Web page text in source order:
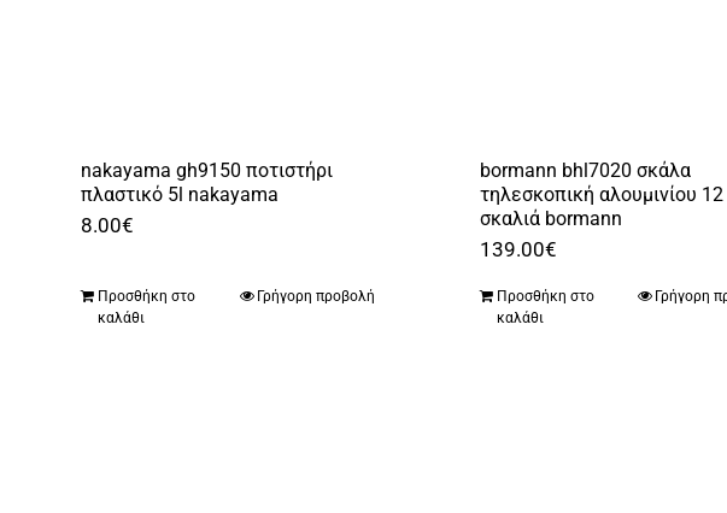
nakayama gh9150 ποτιστήρι
πλαστικό 5l nakayama
8.00€
Προσθήκη στο
καλάθι
Γρήγορη προβολή
bormann bhl7020 σκάλα
τηλεσκοπική αλουμινίου 12
σκαλιά bormann
139.00€
Προσθήκη στο
καλάθι
Γρήγορη